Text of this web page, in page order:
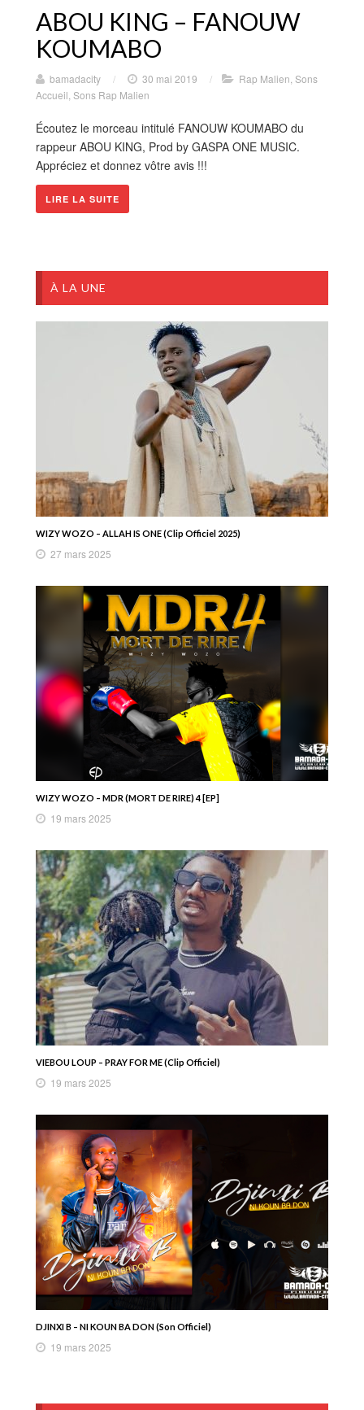
ABOU KING – FANOUW
KOUMABO
bamadacity / 30 mai 2019 / Rap Malien Sons
Accueil Sons Rap Malien
Écoutez le morceau intitulé FANOUW KOUMABO du
rappeur ABOU KING, Prod by GASPA ONE MUSIC.
Appréciez et donnez vôtre avis !!!
LIRE LA SUITE
À LA UNE
WIZY WOZO – ALLAH IS ONE (Clip Officiel 2025)
27 mars 2025
WIZY WOZO – MDR (MORT DE RIRE) 4 [EP]
19 mars 2025
VIEBOU LOUP – PRAY FOR ME (Clip Officiel)
19 mars 2025
DJINXI B – NI KOUN BA DON (Son Officiel)
19 mars 2025